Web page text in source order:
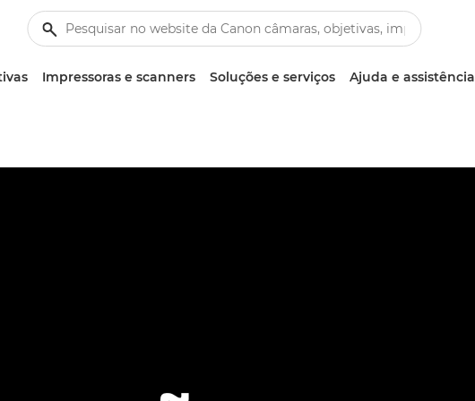
Impressoras e scanners Soluções e serviços Ajuda e assistência